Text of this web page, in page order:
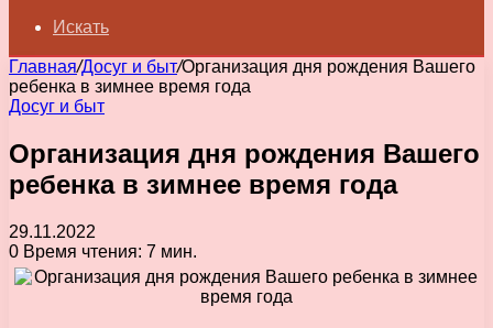
Искать
Главная/Досуг и быт/Организация дня рождения Вашего
ребенка в зимнее время года
Досуг и быт
Организация дня рождения Вашего
ребенка в зимнее время года
29.11.2022
0 Время чтения: 7 мин.